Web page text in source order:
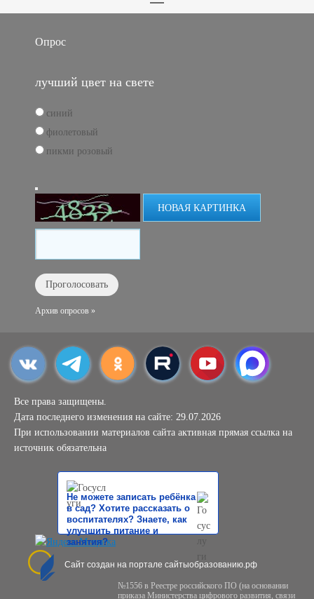
Опрос
лучший цвет на свете
синий
фиолетовый
пикми розовый
НОВАЯ КАРТИНКА
Архив опросов »
Все права защищены.
Дата последнего изменения на сайте: 29.07.2026
При использовании материалов сайта активная прямая ссылка на
источник обязательна
Не можете записать ребёнка
в сад? Хотите рассказать о
воспитателях? Знаете, как
улучшить питание и
занятия?
Сайт создан на портале сайтыобразованию.рф
№1556 в Реестре российского ПО (на основании
приказа Министерства цифрового развития, связи